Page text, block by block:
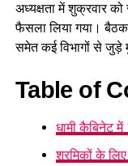
अध्यक्षता में शुक्रवार
फैसला लिया गया। बैठक
समेत कई विभागों से जुड़े
Table of
धामी कैबिनेट में
श्रमिकों के